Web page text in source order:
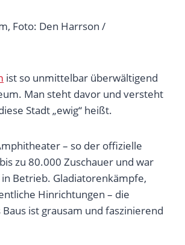
Foto: Den Harrson /
ist so unmittelbar überwältigend
Man steht davor und versteht
Stadt „ewig“ heißt.
– so der offizielle
zu 80.000 Zuschauer und war
Betrieb. Gladiatorenkämpfe,
Hinrichtungen – die
Baus ist grausam und faszinierend